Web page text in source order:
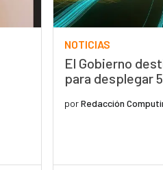
NOTICIAS
El Gobierno
para desplegar
porRedacción